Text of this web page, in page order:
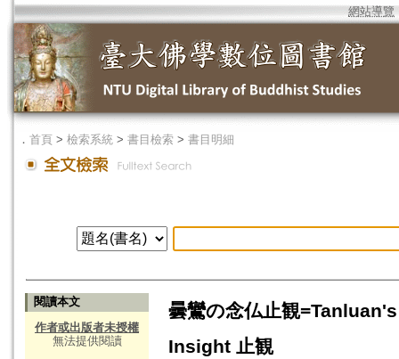
網站導覽
． 首頁 > 檢索系統 > 書目檢索 > 書目明細
閱讀本文
作者或出版者未授權
無法提供閱讀
曇鸞の念仏止観
Insight 止観